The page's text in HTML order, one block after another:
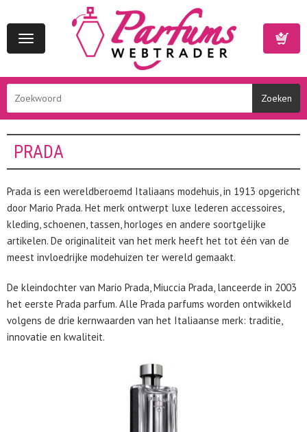
Toggle
navigation
PRADA
Prada is een wereldberoemd Italiaans modehuis, in 1913 opgericht
door Mario Prada. Het merk ontwerpt luxe lederen accessoires,
kleding, schoenen, tassen, horloges en andere soortgelijke
artikelen. De originaliteit van het merk heeft het tot één van de
meest invloedrijke modehuizen ter wereld gemaakt.
De kleindochter van Mario Prada, Miuccia Prada, lanceerde in 2003
het eerste Prada parfum. Alle Prada parfums worden ontwikkeld
volgens de drie kernwaarden van het Italiaanse merk: traditie,
innovatie en kwaliteit.